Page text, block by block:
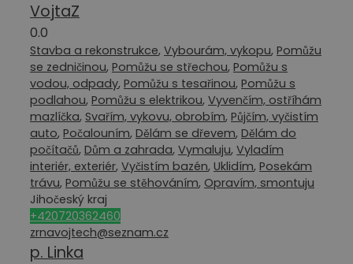
VojtaZ
0.0
Stavba a rekonstrukce, Vybourám, vykopu, Pomůžu
se zedničinou, Pomůžu se střechou, Pomůžu s
vodou, odpady, Pomůžu s tesařinou, Pomůžu s
podlahou, Pomůžu s elektrikou, Vyvenčím, ostříhám
mazlíčka, Svařím, vykovu, obrobím, Půjčím, vyčistím
auto, Počalouním, Dělám se dřevem, Dělám do
počítačů, Dům a zahrada, Vymaluju, Vyladím
interiér, exteriér, Vyčistím bazén, Uklidím, Posekám
trávu, Pomůžu se stěhováním, Opravím, smontuju
Jihočeský kraj
+420720362460
zrnavojtech@seznam.cz
p. Linka